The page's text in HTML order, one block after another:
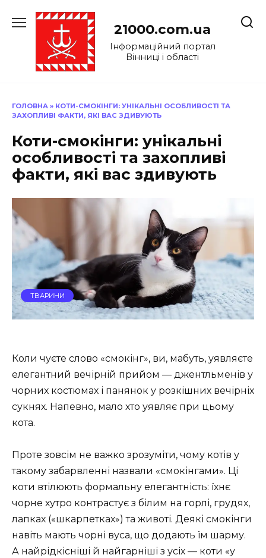
до
21000.com.ua
Інформаційний портал
Вінниці і області
ГОЛОВНА » КОТИ-СМОКІНГИ: УНІКАЛЬНІ ОСОБЛИВОСТІ ТА
ЗАХОПЛИВІ ФАКТИ, ЯКІ ВАС ЗДИВУЮТЬ
Коти-смокінги: унікальні
особливості та захопливі
факти, які вас здивують
ТВАРИНИ
Коли чуєте слово «смокінг», ви, мабуть, уявляєте
елегантний вечірній прийом — джентльменів у
чорних костюмах і панянок у розкішних вечірніх
сукнях. Напевно, мало хто уявляє при цьому
кота.
Проте зовсім не важко зрозуміти, чому котів у
такому забарвленні назвали «смокінгами». Ці
коти втілюють формальну елегантність: їхнє
чорне хутро контрастує з білим на горлі, грудях,
лапках («шкарпетках») та животі. Деякі смокінги
навіть мають чорні вуса, що додають їм шарму.
А найрідкісніші й найгарніші з усіх — коти «у